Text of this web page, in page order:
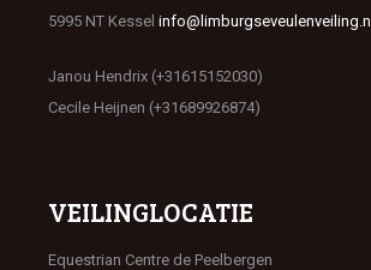
5995 NT Kessel info@limburgseveulenveiling.nl
Janou Hendrix (+31615152030)
Cecile Heijnen (+31689926874)
VEILINGLOCATIE
Equestrian Centre de Peelbergen